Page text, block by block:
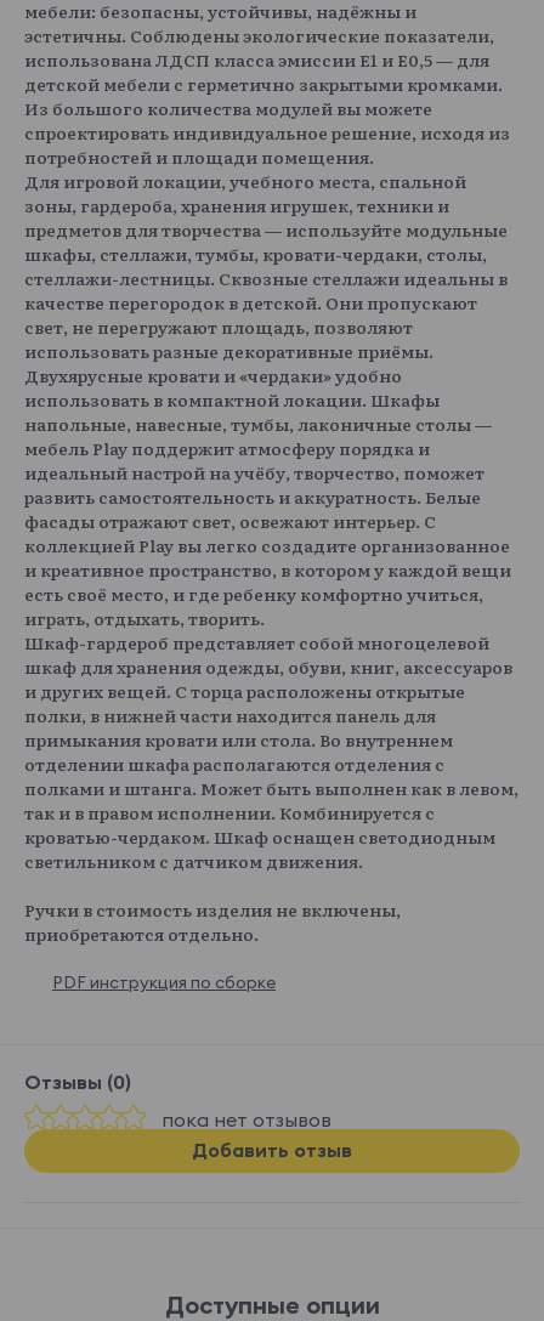
мебели: безопасны, устойчивы, надёжны и
эстетичны. Соблюдены экологические показатели,
использована ЛДСП класса эмиссии Е1 и Е0,5 — для
детской мебели с герметично закрытыми кромками.
Из большого количества модулей вы можете
спроектировать индивидуальное решение, исходя из
потребностей и площади помещения.
Для игровой локации, учебного места, спальной
зоны, гардероба, хранения игрушек, техники и
предметов для творчества — используйте модульные
шкафы, стеллажи, тумбы, кровати-чердаки, столы,
стеллажи-лестницы. Сквозные стеллажи идеальны в
качестве перегородок в детской. Они пропускают
свет, не перегружают площадь, позволяют
использовать разные декоративные приёмы.
Двухярусные кровати и «чердаки» удобно
использовать в компактной локации. Шкафы
напольные, навесные, тумбы, лаконичные столы —
мебель Play поддержит атмосферу порядка и
идеальный настрой на учёбу, творчество, поможет
развить самостоятельность и аккуратность. Белые
фасады отражают свет, освежают интерьер. С
коллекцией Play вы легко создадите организованное
и креативное пространство, в котором у каждой вещи
есть своё место, и где ребенку комфортно учиться,
играть, отдыхать, творить.
Шкаф-гардероб представляет собой многоцелевой
шкаф для хранения одежды, обуви, книг, аксессуаров
и других вещей. С торца расположены открытые
полки, в нижней части находится панель для
примыкания кровати или стола. Во внутреннем
отделении шкафа располагаются отделения с
полками и штанга. Может быть выполнен как в левом,
так и в правом исполнении. Комбинируется с
кроватью-чердаком. Шкаф оснащен светодиодным
светильником с датчиком движения.
Ручки в стоимость изделия не включены,
приобретаются отдельно.
PDF инструкция по сборке
Отзывы (0)
пока нет отзывов
Добавить отзыв
Доступные опции